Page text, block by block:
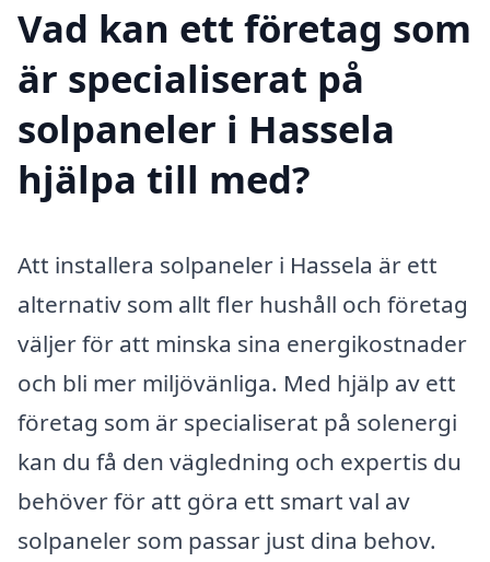
Vad kan ett företag som
är specialiserat på
solpaneler i Hassela
hjälpa till med?
Att installera solpaneler i Hassela är ett
alternativ som allt fler hushåll och företag
väljer för att minska sina energikostnader
och bli mer miljövänliga. Med hjälp av ett
företag som är specialiserat på solenergi
kan du få den vägledning och expertis du
behöver för att göra ett smart val av
solpaneler som passar just dina behov.